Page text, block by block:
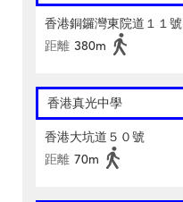
香港銅鑼灣東院道１１號
距離 380m
香港真光中學
香港大坑道５０號
距離 70m